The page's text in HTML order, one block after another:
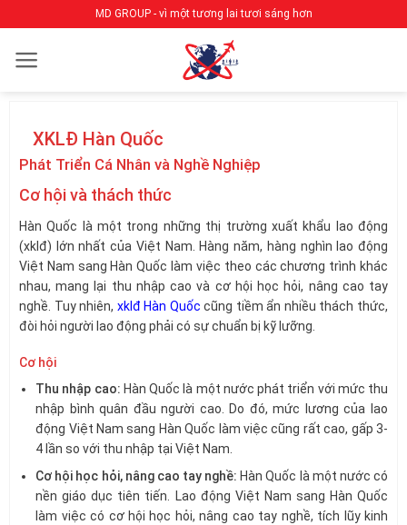
qua
nội
MD GROUP - vì một tương lai tươi sáng hơn
XKLĐ Hàn Quốc
Phát Triển Cá Nhân và Nghề Nghiệp
Cơ hội và thách thức
Hàn Quốc là một trong những thị trường xuất khẩu lao động
(xklđ) lớn nhất của Việt Nam. Hàng năm, hàng nghìn lao động
Việt Nam sang Hàn Quốc làm việc theo các chương trình khác
nhau, mang lại thu nhập cao và cơ hội học hỏi, nâng cao tay
nghề. Tuy nhiên, xklđ Hàn Quốc cũng tiềm ẩn nhiều thách thức,
đòi hỏi người lao động phải có sự chuẩn bị kỹ lưỡng.
Cơ hội
Thu nhập cao: Hàn Quốc là một nước phát triển với mức thu
nhập bình quân đầu người cao. Do đó, mức lương của lao
động Việt Nam sang Hàn Quốc làm việc cũng rất cao, gấp 3-
4 lần so với thu nhập tại Việt Nam.
Cơ hội học hỏi, nâng cao tay nghề: Hàn Quốc là một nước có
nền giáo dục tiên tiến. Lao động Việt Nam sang Hàn Quốc
làm việc có cơ hội học hỏi, nâng cao tay nghề, tích lũy kinh